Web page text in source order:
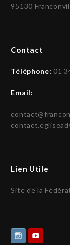
95130
Contact
Téléphone: 01
Email:
Lien Utile
Site de la